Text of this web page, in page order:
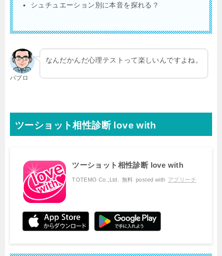
シュチュエーション別に本音を探れる？
パブロ
なんだかんだ心理テストって楽しいんですよね。
ツーショット相性診断 love with
ツーショット相性診断 love with
TOTEMO Co.,Ltd. 無料 posted with アプリーチ